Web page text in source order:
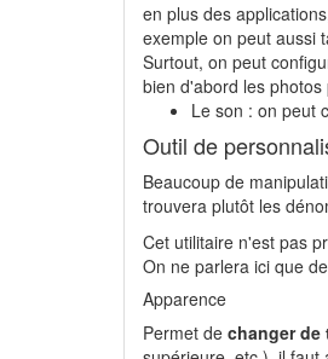
en plus des
exemple on peut aussi
Surtout, on peut
bien d'abord les
Le son : on peut
Outil de
Beaucoup de
trouvera plutôt les
Cet utilitaire n'est pas
On ne parlera ici que
Apparence
Permet de changer de